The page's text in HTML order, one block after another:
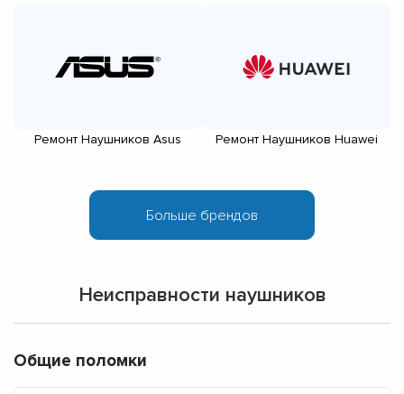
Ремонт Наушников Asus Ремонт Наушников Huawei
Неисправности наушников
Общие поломки